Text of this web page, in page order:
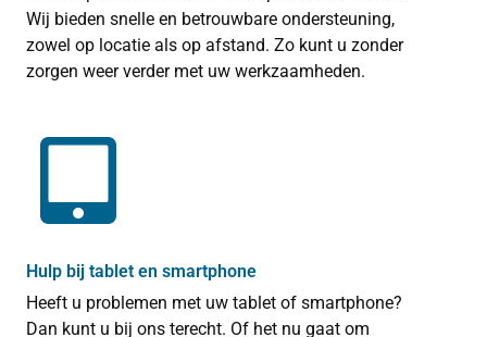
Wij bieden snelle en betrouwbare ondersteuning,
zowel op locatie als op afstand. Zo kunt u zonder
zorgen weer verder met uw werkzaamheden.
Hulp bij tablet en smartphone
Heeft u problemen met uw tablet of smartphone?
Dan kunt u bij ons terecht. Of het nu gaat om